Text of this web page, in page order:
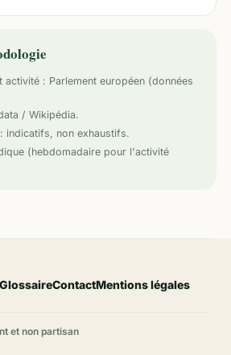
activité : Parlement européen (données
/ Wikipédia.
indicatifs, non exhaustifs.
(hebdomadaire pour l'activité
GlossaireContactMentions légales
et non partisan